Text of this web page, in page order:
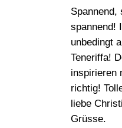
Spannend,
spannend!
unbedingt
Teneriffa!
inspirieren
richtig!
liebe
Grüsse.